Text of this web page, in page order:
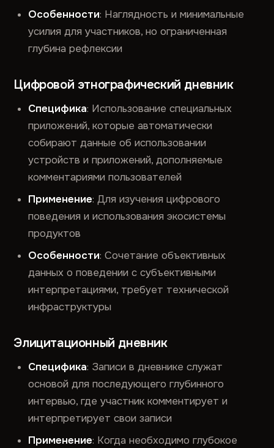
Особенности: Наглядность и минимальные
усилия для участников, но ограниченная
глубина рефлексии
Цифровой этнографический дневник
Специфика: Использование специальных
приложений, которые автоматически
собирают данные об использовании
устройств и приложений, дополняемые
комментариями пользователей
Применение: Для изучения цифрового
поведения и использования экосистемы
продуктов
Особенности: Сочетание объективных
данных о поведении с субъективными
интерпретациями, требует технической
инфраструктуры
Элицитационный дневник
Специфика: Записи в дневнике служат
основой для последующего глубинного
интервью, где участник комментирует и
интерпретирует свои записи
Применение: Когда необходимо глубокое